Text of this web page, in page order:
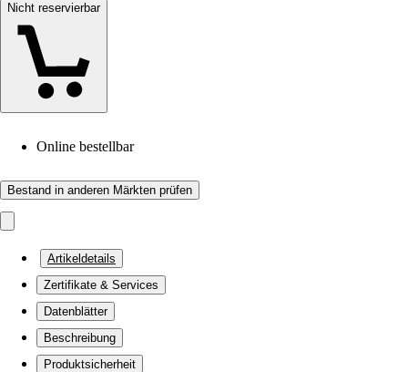
Nicht reservierbar
Online bestellbar
Bestand in anderen Märkten prüfen
Artikeldetails
Zertifikate & Services
Datenblätter
Beschreibung
Produktsicherheit